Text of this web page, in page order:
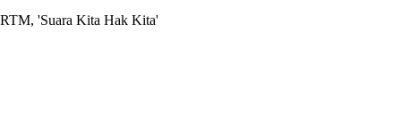
RTM, 'Suara Kita Hak Kita'